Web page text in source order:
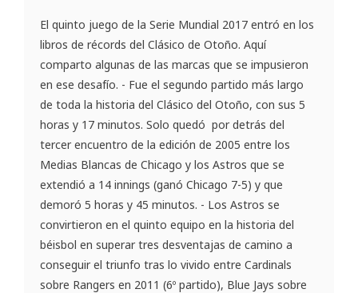
El quinto juego de la Serie Mundial 2017 entró en los
libros de récords del Clásico de Otoño. Aquí
comparto algunas de las marcas que se impusieron
en ese desafío. - Fue el segundo partido más largo
de toda la historia del Clásico del Otoño, con sus 5
horas y 17 minutos. Solo quedó por detrás del
tercer encuentro de la edición de 2005 entre los
Medias Blancas de Chicago y los Astros que se
extendió a 14 innings (ganó Chicago 7-5) y que
demoró 5 horas y 45 minutos. - Los Astros se
convirtieron en el quinto equipo en la historia del
béisbol en superar tres desventajas de camino a
conseguir el triunfo tras lo vivido entre Cardinals
sobre Rangers en 2011 (6º partido), Blue Jays sobre